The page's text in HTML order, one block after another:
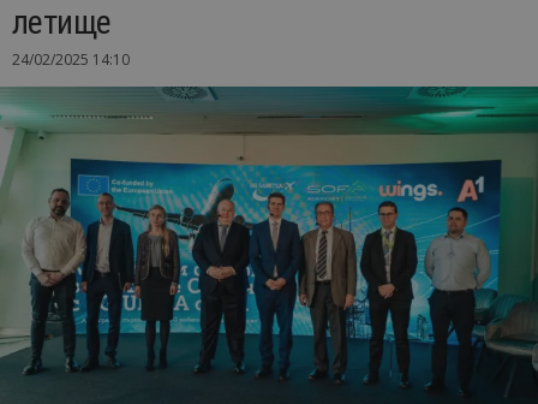
летище
24/02/2025 14:10